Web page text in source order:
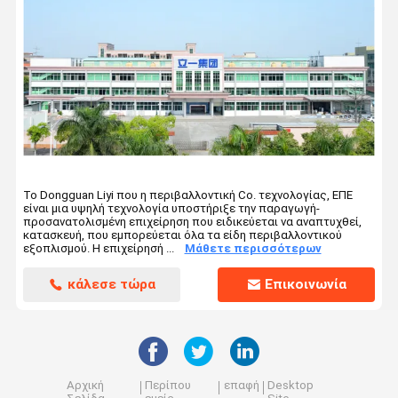
ιατρικό υπέρυθρο θερμόμετρο
Το Dongguan Liyi που η περιβαλλοντική Co. τεχνολογίας, ΕΠΕ
είναι μια υψηλή τεχνολογία υποστήριξε την παραγωγή-
προσανατολισμένη επιχείρηση που ειδικεύεται να αναπτυχθεί,
κατασκευή, που εμπορεύεται όλα τα είδη περιβαλλοντικού
εξοπλισμού. Η επιχείρησή ...
Μάθετε περισσότερων
κάλεσε τώρα Επικοινωνία
Αρχική
Περίπου
επαφή
Desktop